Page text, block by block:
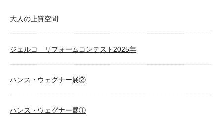
大人の上質空間
ジェルコ リフォームコンテスト2025年
ハンス・ウェグナー展②
ハンス・ウェグナー展①